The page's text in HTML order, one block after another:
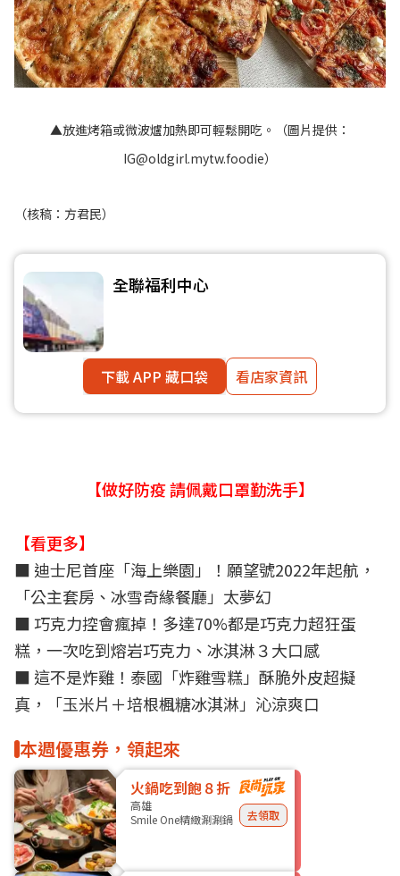
▲放進烤箱或微波爐加熱即可輕鬆開吃。（圖片提供：
IG@oldgirl.mytw.foodie）
（核稿：方君民）
全聯福利中心
下載 APP 藏口袋 看店家資訊
【做好防疫 請佩戴口罩勤洗手】
【看更多】
■ 迪士尼首座「海上樂園」！願望號2022年起航，
「公主套房、冰雪奇緣餐廳」太夢幻
■巧克力控會瘋掉！多達70%都是巧克力超狂蛋
糕，一次吃到熔岩巧克力、冰淇淋３大口感
■ 這不是炸雞！泰國「炸雞雪糕」酥脆外皮超擬
真，「玉米片＋培根楓糖冰淇淋」沁涼爽口
本週優惠券，領起來
火鍋吃到飽８折
高雄
Smile One精緻涮涮鍋
去領取